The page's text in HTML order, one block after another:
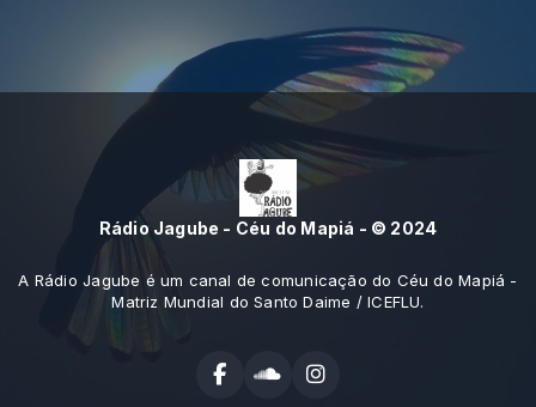
Rádio Jagube - Céu do Mapiá - © 2024
A Rádio Jagube é um canal de comunicação do Céu do Mapiá -
Matriz Mundial do Santo Daime / ICEFLU.